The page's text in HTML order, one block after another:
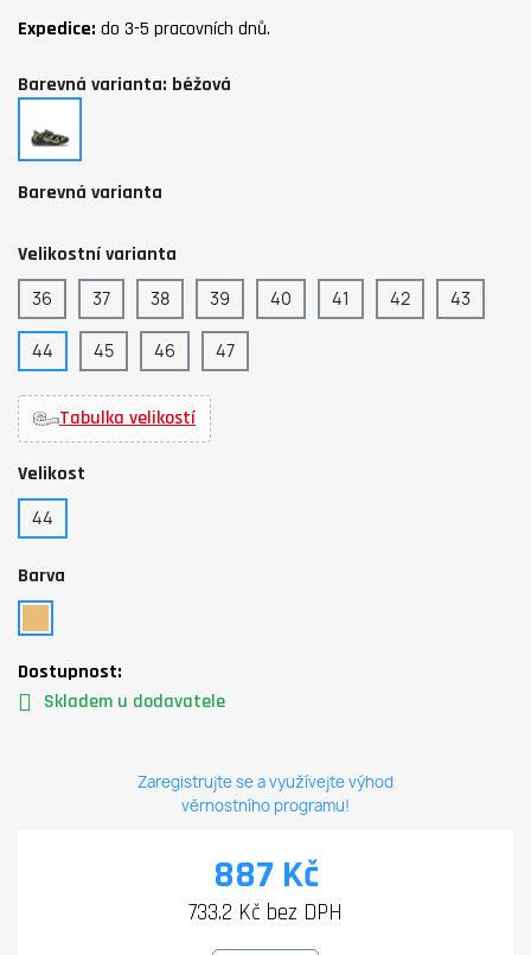
Expedice: do 3-5 pracovních dnů.
Barevná varianta: béžová
Barevná varianta
Velikostní varianta
36 37 38 39 40 41 42 43
44 45 46 47
Tabulka velikostí
Velikost
44
Barva
Dostupnost:
Skladem u dodavatele
Zaregistrujte se a využívejte výhod
věrnostního programu!
887 Kč
733.2 Kč bez DPH